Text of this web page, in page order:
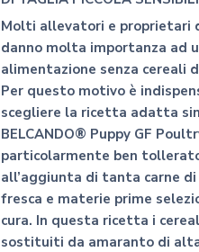
CLIFFI CAT POPS
Dog&Dog
Julius K9
MSD Animal
BWild
Whimzees
Flamingo Pet
Seresto
Bark Appeal Pet
Molti allevatori e proprietari
danno molta importanza ad
alimentazione senza cereali
Per questo motivo è
scegliere la ricetta adatta
BELCANDO® Puppy GF
particolarmente ben
all’aggiunta di tanta carne
fresca e materie prime
cura. In questa ricetta i
sostituiti da amaranto di